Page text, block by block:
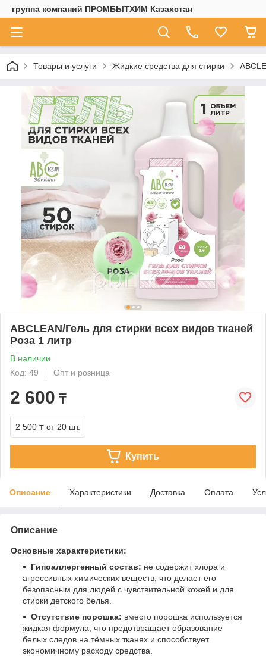
группа компаний ПРОМБЫТХИМ Казахстан
Товары и услуги Жидкие средства для стирки
ABCLEAN/Гель для стирки всех видов тканей
Роза 1 литр
В наличии
Код: 49
Опт и розница
2 600 ₸
2 500 ₸ от 20 шт.
Купить
Описание Характеристики Доставка Оплата
Описание
Основные характеристики:
Гипоаллергенный состав: не содержит хлора и
агрессивных химических веществ, что делает его
безопасным для людей с чувствительной кожей и для
стирки детского белья.​
Отсутствие порошка: вместо порошка используется
жидкая формула, что предотвращает образование
белых следов на тёмных тканях и способствует
экономичному расходу средства.​